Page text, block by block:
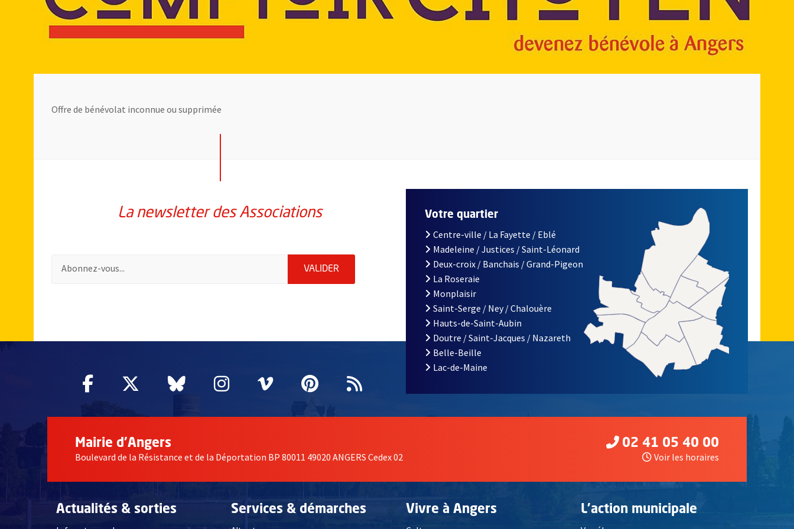
Offre de bénévolat inconnue ou supprimée
La newsletter des Associations
Pour vous inscrire à la lettre d'information des associations de la ville d'Angers, indiquez votre email (champ obligatoire)
VALIDER ENVOYER MA DEMANDE D'INSCRIPTION À LA LETTRE D'INFORMATION DES ASSOCIATIONS DE LA VILLE
Facebook
, Ouvre une nouvelle fenêtre
Twitter
, Ouvre une nouvelle fenêtre
Bluesky
, Ouvre une nouvelle fenêtre
Instagram
, Ouvre une nouvelle fenêtre
Vimeo
, Ouvre une nouvelle fenêtre
Pinterest
, Ouvre une nouvelle fenêtre
Flux RSS
Votre quartier
Centre-ville / La Fayette / Eblé
Madeleine / Justices / Saint-Léonard
Deux-croix / Banchais / Grand-Pigeon
La Roseraie
Monplaisir
Saint-Serge / Ney / Chalouère
Hauts-de-Saint-Aubin
Doutre / Saint-Jacques / Nazareth
Belle-Beille
Lac-de-Maine
Mairie d'Angers
Boulevard de la Résistance et de la Déportation BP 80011 49020 ANGERS Cedex 02
02 41 05 40 00
Voir les horaires
Actualités & sorties Services & démarches Vivre à Angers L'action municipale